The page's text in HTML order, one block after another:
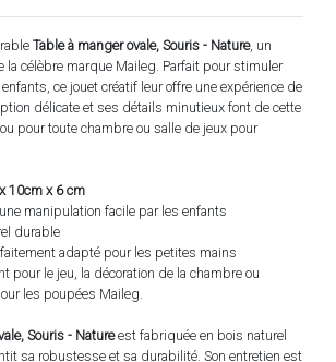
Table à manger ovale, Souris - Nature, un
la célèbre marque Maileg. Parfait pour stimuler
ce jouet créatif leur offre une expérience de
délicate et ses détails minutieux font de cette
pour toute chambre ou salle de jeux pour
10cm x 6 cm
manipulation facile par les enfants
durable
adapté pour les petites mains
pour le jeu, la décoration de la chambre ou
les poupées Maileg.
Souris - Natureest fabriquée en bois naturel
sa robustesse et sa durabilité. Son entretien est